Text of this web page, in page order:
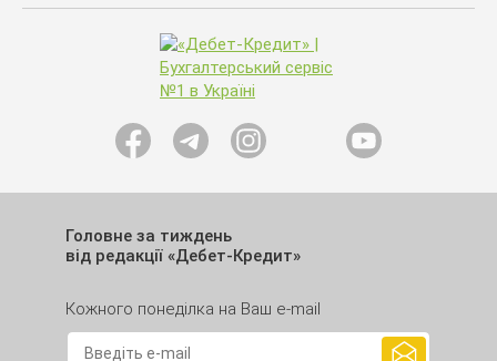
Головне за тиждень
від редакції «Дебет-Кредит»
Кожного понеділка на Ваш e-mail